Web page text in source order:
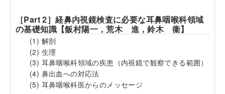
［Part 2］経鼻内視鏡検査に必要な耳鼻咽喉科領域
の基礎知識【飯村陽一，荒木 進，鈴木 衞】
(1) 解剖
(2) 生理
(3) 耳鼻咽喉科領域の疾患（内視鏡で観察できる範囲）
(4) 鼻出血への対応法
(5) 耳鼻咽喉科医からのメッセージ